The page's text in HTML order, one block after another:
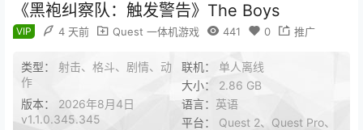
《黑袍纠察队：触发警告》The Boys
VIP 4 天前 Quest 一体机游戏 441 0 推广
类型： 射击、格斗、剧情、动
作
联机： 单人离线
大小： 2.86 GB
版本： 2026年8月4日
v1.1.0.345.345
语言： 英语
平台： Quest 2、Quest Pro、